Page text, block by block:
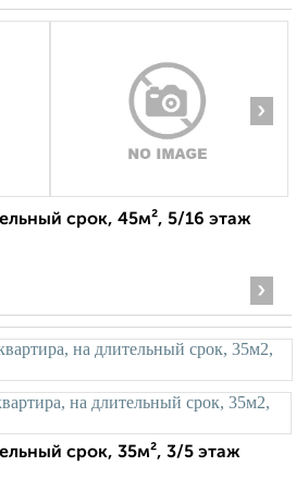
›
срок, 45м², 5/16 этаж
›
срок, 35м², 3/5 этаж